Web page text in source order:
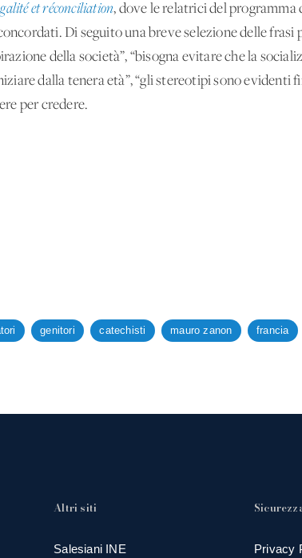
et réconciliation, dove le relatrici del programma
Di seguito una breve selezione delle frasi
della società”, “bisogna evitare che la
dalla tenera età”, “gli stereotipi sono evidenti
per credere.
genitori catechisti mauro zanon francia
Altri siti
Salesiani INE
Privacy